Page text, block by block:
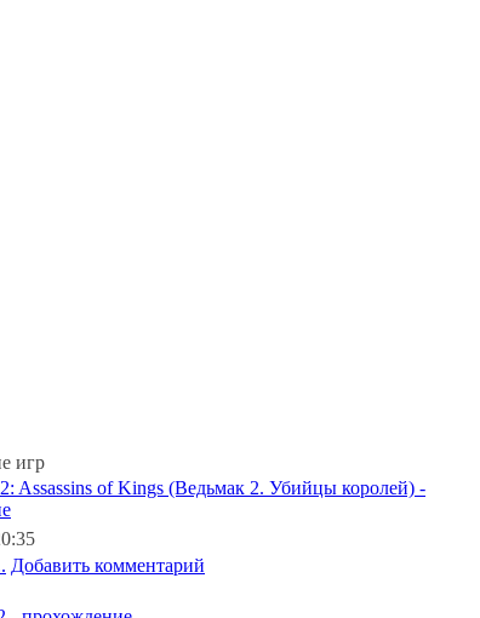
игр
Assassins of Kings (Ведьмак 2. Убийцы королей) -
Добавить комментарий